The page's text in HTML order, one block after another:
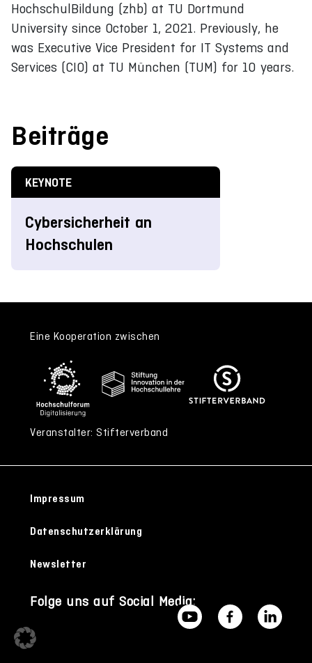
HochschulBildung (zhb) at TU Dortmund
University since October 1, 2021. Previously, he
was Executive Vice President for IT Systems and
Services (CIO) at TU München (TUM) for 10 years.
Beiträge
KEYNOTE
Cybersicherheit an
Hochschulen
Eine Kooperation zwischen
Veranstalter: Stifterverband
Impressum
Datenschutzerklärung
Newsletter
Folge uns auf Social Media: